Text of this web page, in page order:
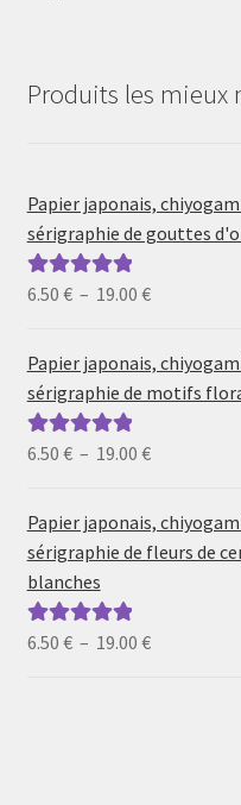
Produits les mieux
Papier japonais,
sérigraphie de gouttes
Note5.00sur
6.50 € – 19.00 €Plage
prix :
6.50 €
19.00 €
Papier japonais,
sérigraphie de motifs
Note5.00sur
6.50 € – 19.00 €Plage
prix :
6.50 €
Papier japonais,
sérigraphie de fleurs de
blanches
Note5.00sur
6.50 € – 19.00 €Plage